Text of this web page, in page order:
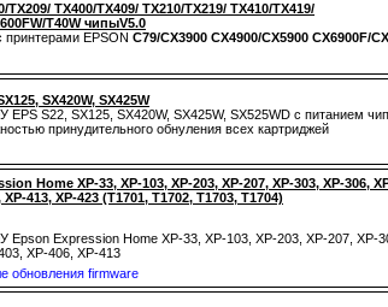
TX400/TX409/ TX210/TX219/ TX410/TX419/
T40W чипыV5.0
EPSON C79/CХ3900 CX4900/CX5900 CX6900F/
SX420W, SX425W
EPS S22, SX125, SX420W, SX425W, SX525WD с питанием
принудительного обнуления всех картриджей
Home XP-33, XP-103, XP-203, XP-207, XP-303, XP-306,
XP-413, XP-423 (T1701, T1702, T1703, T1704)
Epson Expression Home XP-33, XP-103, XP-203, XP-207, XP-
XP-406, XP-413
обновления firmware